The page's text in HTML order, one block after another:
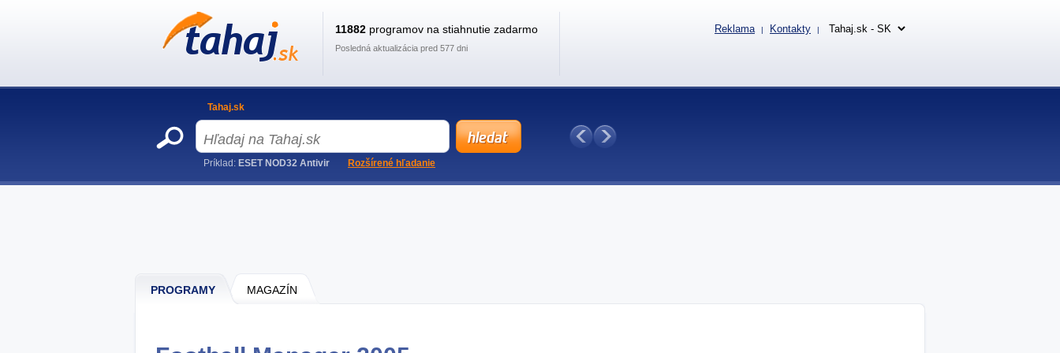
PROGRAMY MAGAZÍN
11882 programov na stiahnutie zadarmo
Posledná aktualizácia pred 577 dni
Reklama | Kontakty |
Tahaj.sk
Príklad: ESET NOD32 Antivir Rozšírené hľadanie